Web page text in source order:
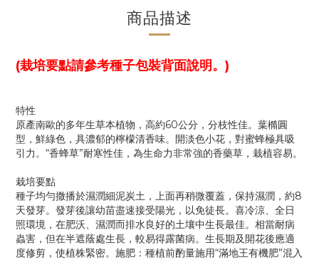
商品描述
(栽培要點請參考種子包裝背面說明。)
特性
原產南歐的多年生草本植物，高約60公分，分枝性佳。葉橢圓
型，鮮綠色，具濃郁的檸檬清香味。開淡色小花，對蜜蜂極具吸
引力。“香蜂草”耐寒性佳，為生命力非常強的香藥草，栽植容易。
栽培要點
種子均勻撒播於濕潤細泥炭土，上面再稍微覆蓋，保持濕潤，約8
天發芽。發芽後讓幼苗盡速接受陽光，以免徒長。喜冷涼、全日
照環境，在肥沃、濕潤而排水良好的土壤中生長最佳。相當耐病
蟲害，但在半遮蔭處生長，較易得露菌病。生長期及開花後應適
度修剪，使植株緊密。施肥：種植前酌量施用“滿地王有機肥”混入